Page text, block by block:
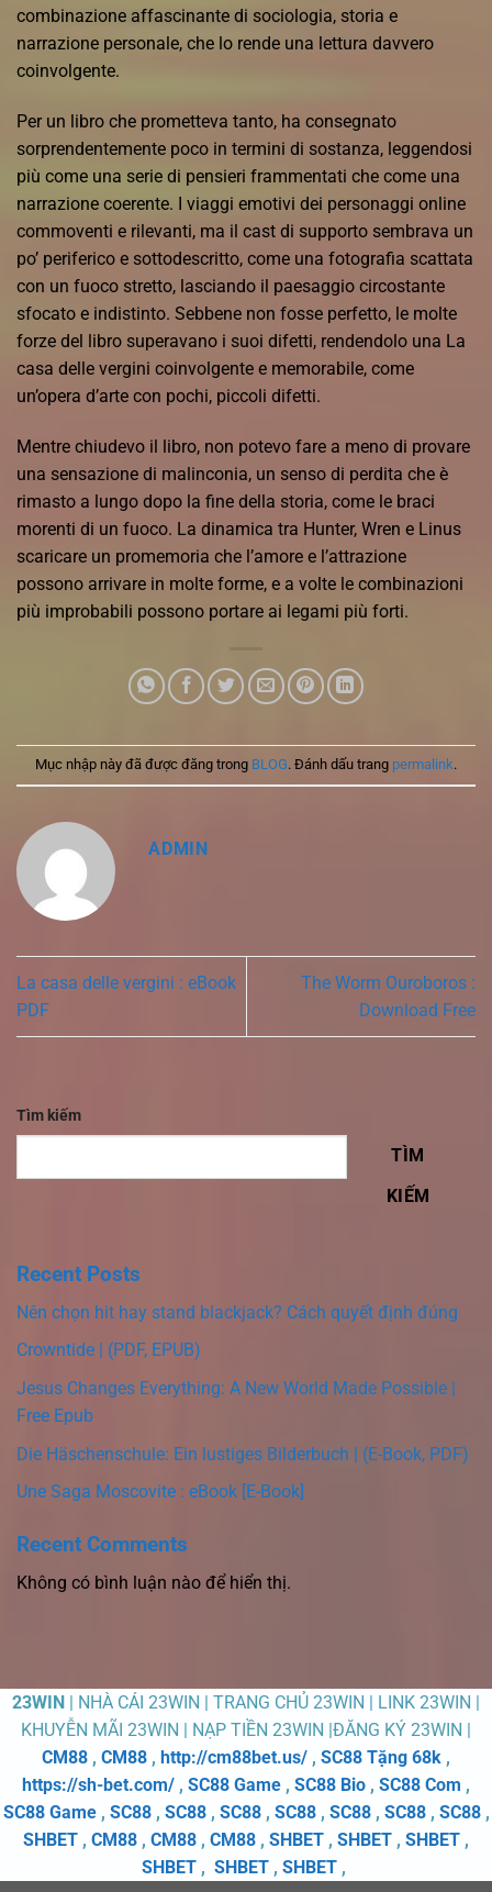
combinazione affascinante di sociologia, storia e
narrazione personale, che lo rende una lettura davvero
coinvolgente.
Per un libro che prometteva tanto, ha consegnato
sorprendentemente poco in termini di sostanza, leggendosi
più come una serie di pensieri frammentati che come una
narrazione coerente. I viaggi emotivi dei personaggi online
commoventi e rilevanti, ma il cast di supporto sembrava un
po’ periferico e sottodescritto, come una fotografia scattata
con un fuoco stretto, lasciando il paesaggio circostante
sfocato e indistinto. Sebbene non fosse perfetto, le molte
forze del libro superavano i suoi difetti, rendendolo una La
casa delle vergini coinvolgente e memorabile, come
un’opera d’arte con pochi, piccoli difetti.
Mentre chiudevo il libro, non potevo fare a meno di provare
una sensazione di malinconia, un senso di perdita che è
rimasto a lungo dopo la fine della storia, come le braci
morenti di un fuoco. La dinamica tra Hunter, Wren e Linus
scaricare un promemoria che l’amore e l’attrazione
possono arrivare in molte forme, e a volte le combinazioni
più improbabili possono portare ai legami più forti.
Mục nhập này đã được đăng trong BLOG. Đánh dấu trang permalink.
ADMIN
La casa delle vergini : eBook
PDF
The Worm Ouroboros :
Download Free
Tìm kiếm
TÌM
KIẾM
Recent Posts
Nên chọn hit hay stand blackjack? Cách quyết định đúng
Crowntide | (PDF, EPUB)
Jesus Changes Everything: A New World Made Possible |
Free Epub
Die Häschenschule: Ein lustiges Bilderbuch | (E-Book, PDF)
Une Saga Moscovite : eBook [E-Book]
Recent Comments
Không có bình luận nào để hiển thị.
23WIN | NHÀ CÁI 23WIN | TRANG CHỦ 23WIN | LINK 23WIN |
KHUYỄN MÃI 23WIN | NẠP TIỀN 23WIN |ĐĂNG KÝ 23WIN |
CM88 , CM88 , http://cm88bet.us/ , SC88 Tặng 68k ,
https://sh-bet.com/ , SC88 Game , SC88 Bio , SC88 Com ,
SC88 Game, SC88, SC88, SC88, SC88, SC88, SC88, SC88,
SHBET , CM88 , CM88 , CM88 , SHBET , SHBET , SHBET ,
SHBET , SHBET , SHBET ,